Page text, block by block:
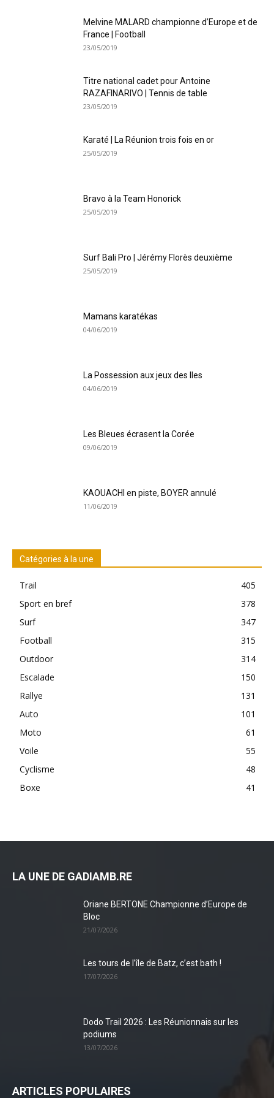
Melvine MALARD championne d’Europe et de
France | Football
23/05/2019
Titre national cadet pour Antoine
RAZAFINARIVO | Tennis de table
23/05/2019
Karaté | La Réunion trois fois en or
25/05/2019
Bravo à la Team Honorick
25/05/2019
Surf Bali Pro | Jérémy Florès deuxième
25/05/2019
Mamans karatékas
04/06/2019
La Possession aux jeux des Iles
04/06/2019
Les Bleues écrasent la Corée
09/06/2019
KAOUACHI en piste, BOYER annulé
11/06/2019
Catégories à la une
Trail
405
Sport en bref
378
Surf
347
Football
315
Outdoor
314
Escalade
150
Rallye
131
Auto
101
Moto
61
Voile
55
Cyclisme
48
Boxe
41
LA UNE DE GADIAMB.RE
Oriane BERTONE Championne d’Europe de
Bloc
21/07/2026
Les tours de l’île de Batz, c’est bath !
17/07/2026
Dodo Trail 2026 : Les Réunionnais sur les
podiums
13/07/2026
ARTICLES POPULAIRES